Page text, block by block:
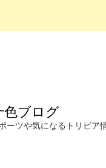
色ブログ
ーツや気になるトリビ